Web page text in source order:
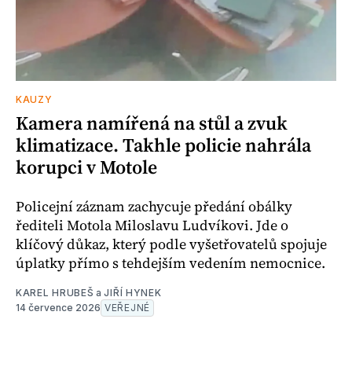
KAUZY
Kamera namířená na stůl a zvuk
klimatizace. Takhle policie nahrála
korupci v Motole
Policejní záznam zachycuje předání obálky
řediteli Motola Miloslavu Ludvíkovi. Jde o
klíčový důkaz, který podle vyšetřovatelů spojuje
úplatky přímo s tehdejším vedením nemocnice.
KAREL HRUBEŠ aJIŘÍ HYNEK
14 července 2026 VEŘEJNÉ